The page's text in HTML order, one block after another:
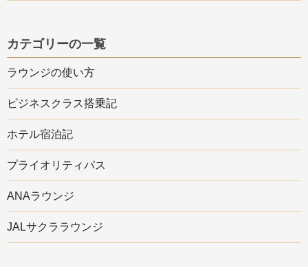
カテゴリーの一覧
ラウンジの使い方
ビジネスクラス搭乗記
ホテル宿泊記
プライオリティパス
ANAラウンジ
JALサクララウンジ